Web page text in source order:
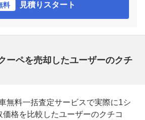
料 見積りスタート
ーペを売却したユーザーのクチ
無料一括査定サービスで実際に1シ
価格を比較したユーザーのクチコ